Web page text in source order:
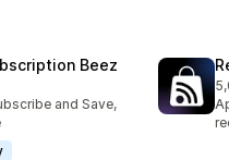
Beez
and Save,